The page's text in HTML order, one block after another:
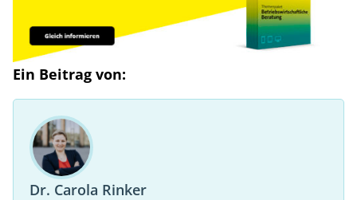
Ein Beitrag von:
Dr. Carola Rinker